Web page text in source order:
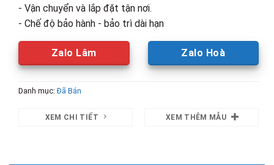
- Vận chuyển và lắp đặt tận nơi.
- Chế độ bảo hành - bảo trì dài hạn
Zalo Lâm Zalo Hoà
Danh mục:Đã Bán
XEM CHI TIẾT XEM THÊM MẪU